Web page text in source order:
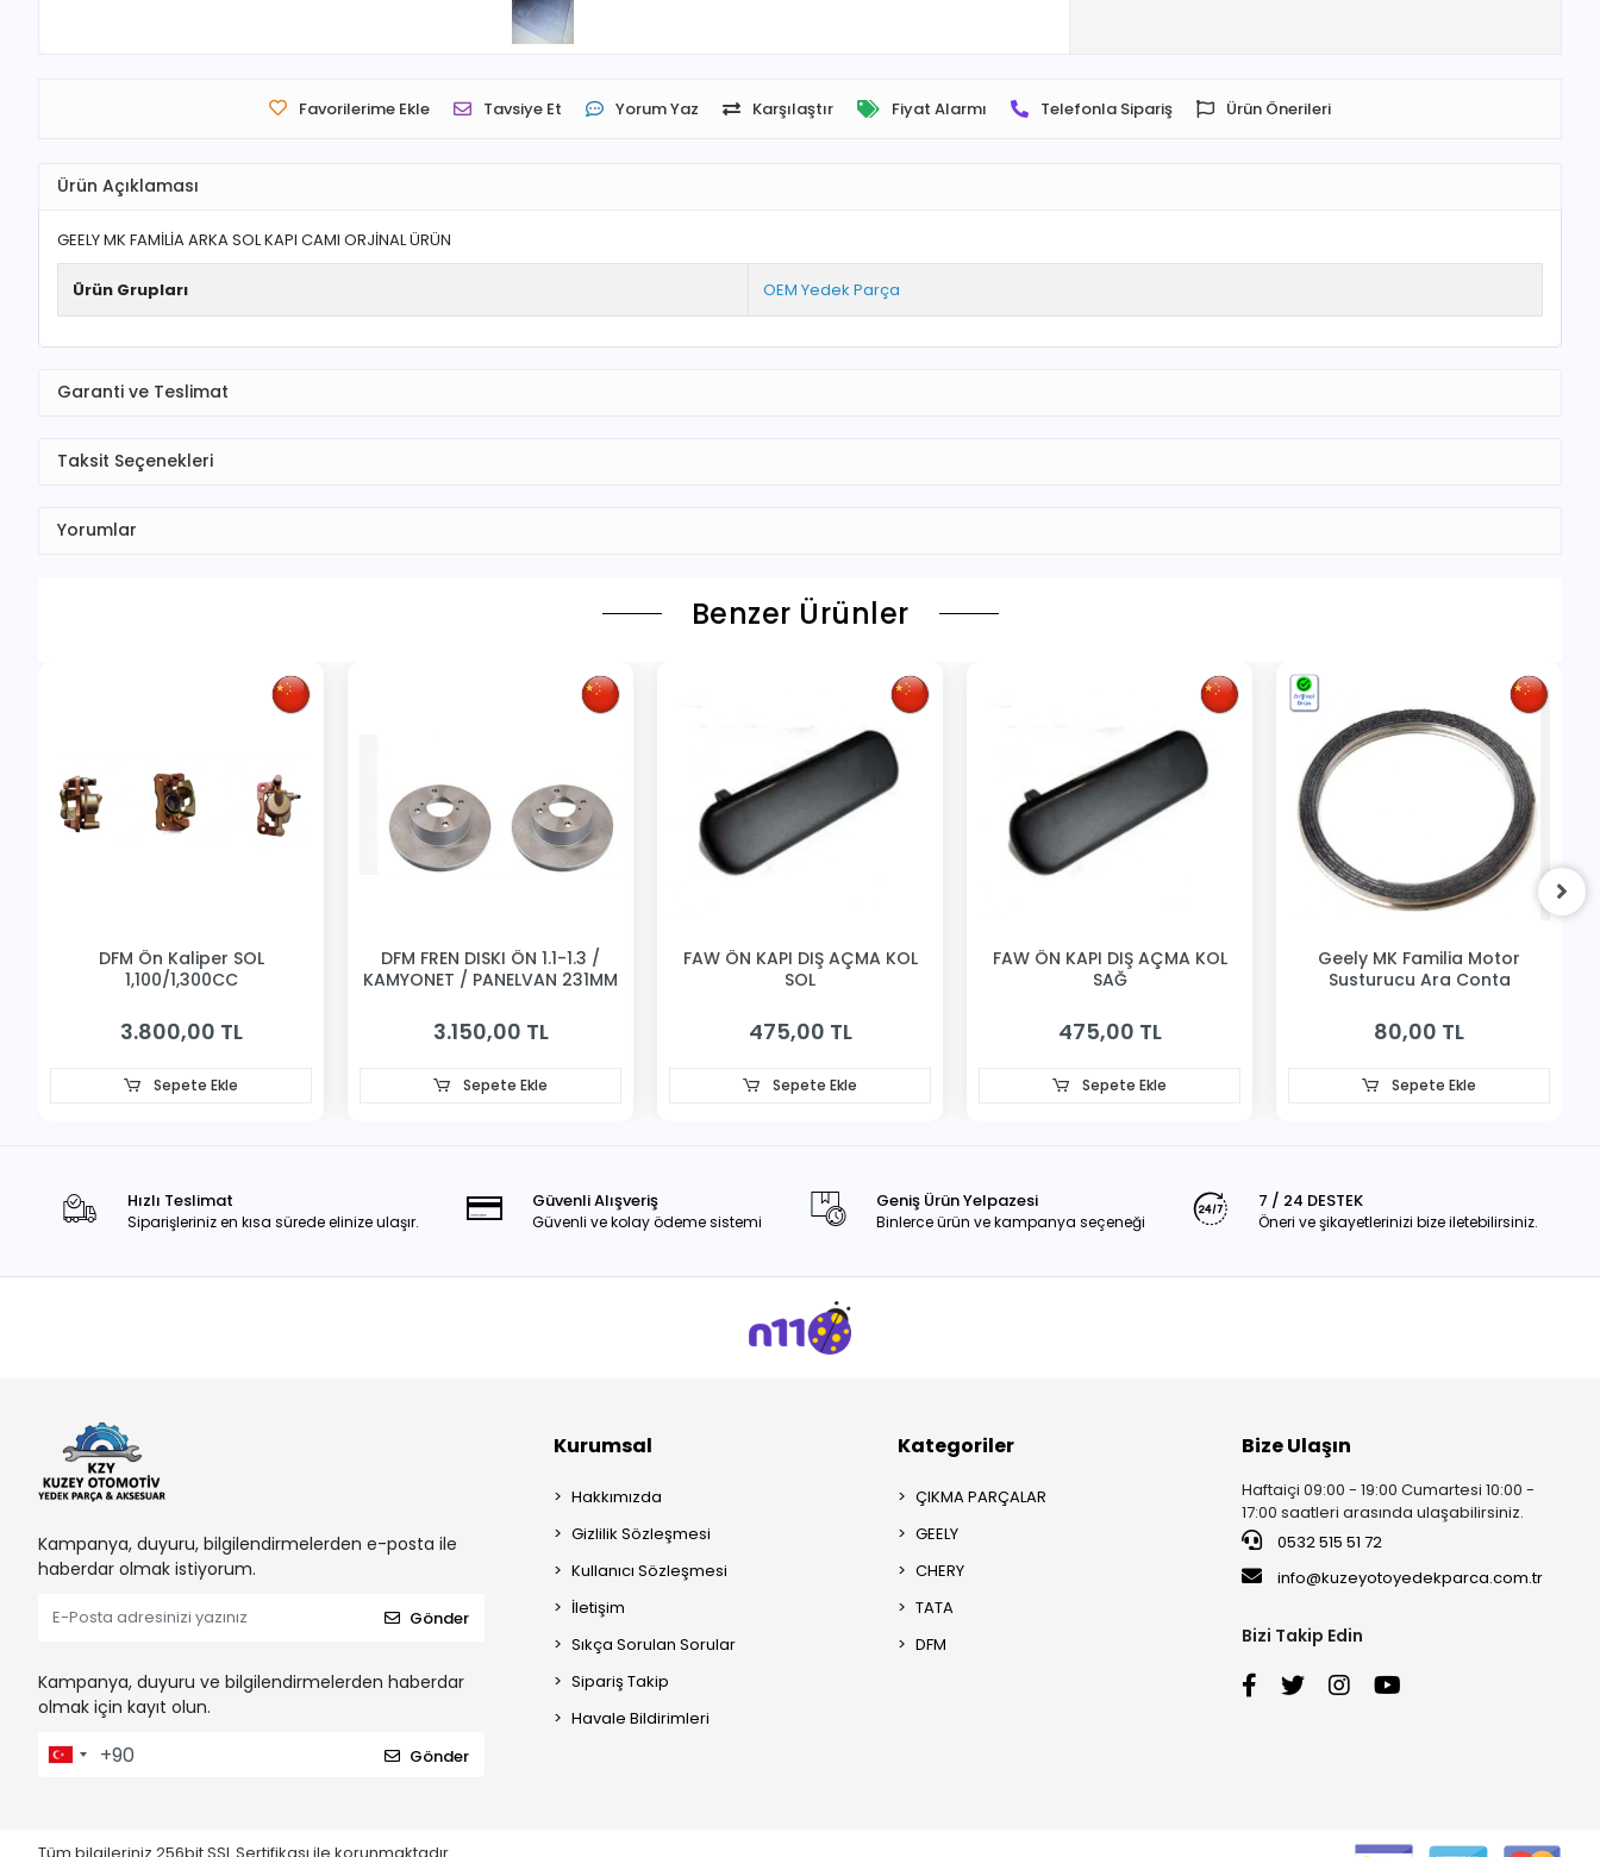
Favorilerime Ekle Tavsiye Et Yorum Yaz Karşılaştır Fiyat Alarmı Telefonla Sipariş Ürün Önerileri
Ürün Açıklaması
GEELY MK FAMİLİA ARKA SOL KAPI CAMI ORJİNAL ÜRÜN
Ürün Grupları OEM Yedek Parça
Garanti ve Teslimat
Taksit Seçenekleri
Yorumlar
Benzer Ürünler
DFM Ön Kaliper SOL
1,100/1,300CC
3.800,00 TL
Sepete Ekle
DFM FREN DISKI ÖN 1.1-1.3 /
KAMYONET / PANELVAN 231MM
3.150,00 TL
Sepete Ekle
FAW ÖN KAPI DIŞ AÇMA KOL
SOL
475,00 TL
Sepete Ekle
FAW ÖN KAPI DIŞ AÇMA KOL
SAĞ
475,00 TL
Sepete Ekle
Geely MK Familia Motor
Susturucu Ara Conta
80,00 TL
Sepete Ekle
Hızlı Teslimat
Siparişleriniz en kısa sürede elinize ulaşır.
Güvenli Alışveriş
Güvenli ve kolay ödeme sistemi
Geniş Ürün Yelpazesi
Binlerce ürün ve kampanya seçeneği
7 / 24 DESTEK
Öneri ve şikayetlerinizi bize iletebilirsiniz.
Kampanya, duyuru, bilgilendirmelerden e-posta ile
haberdar olmak istiyorum.
Gönder
Kampanya, duyuru ve bilgilendirmelerden haberdar
olmak için kayıt olun.
Gönder
Kurumsal
Hakkımızda
Gizlilik Sözleşmesi
Kullanıcı Sözleşmesi
İletişim
Sıkça Sorulan Sorular
Sipariş Takip
Havale Bildirimleri
Kategoriler
ÇIKMA PARÇALAR
GEELY
CHERY
TATA
DFM
Bize Ulaşın
Haftaiçi 09:00 - 19:00 Cumartesi 10:00 -
17:00 saatleri arasında ulaşabilirsiniz.
0532 515 51 72
info@kuzeyotoyedekparca.com.tr
Bizi Takip Edin